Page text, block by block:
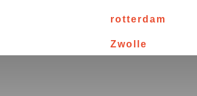
rotterdam
Zwolle